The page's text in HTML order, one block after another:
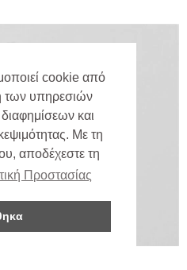
cookie από
των υπηρεσιών
και
Με τη
αποδέχεστε τη
Προστασίας